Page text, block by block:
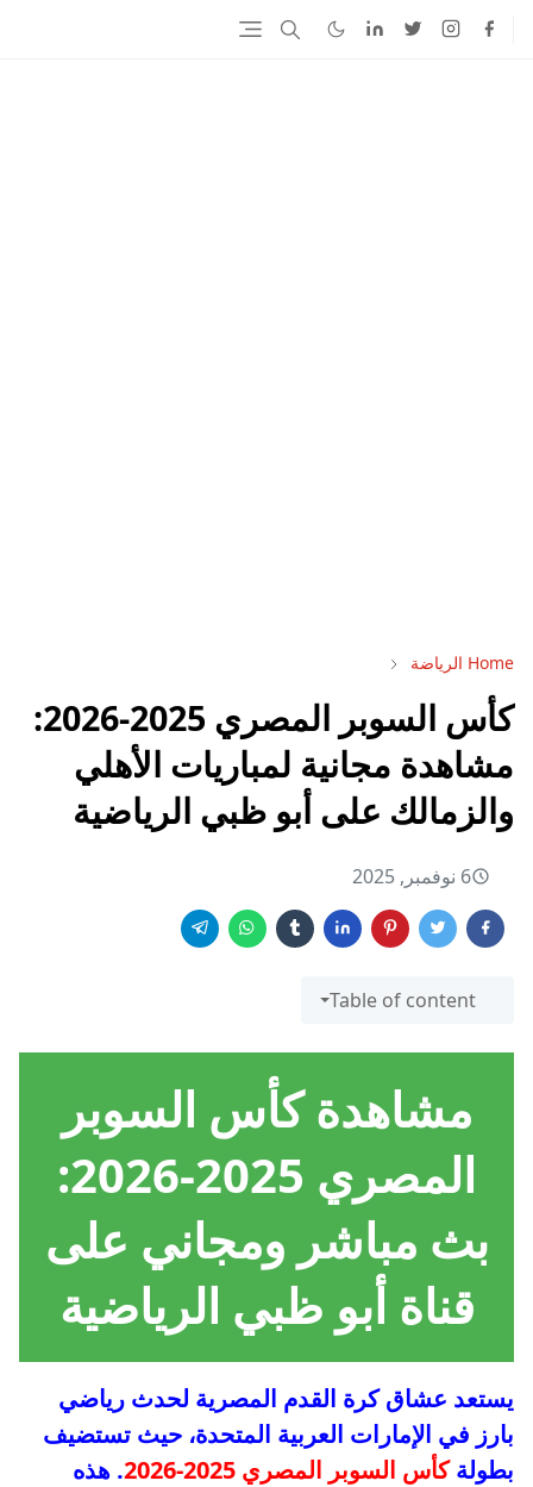
Home الرياضة
كأس السوبر المصري 2025-2026:
مشاهدة مجانية لمباريات الأهلي
والزمالك على أبو ظبي الرياضية
6 نوفمبر, 2025
Table of content
مشاهدة كأس السوبر
المصري 2025-2026:
بث مباشر ومجاني على
قناة أبو ظبي الرياضية
يستعد عشاق كرة القدم المصرية لحدث رياضي
بارز في الإمارات العربية المتحدة، حيث تستضيف
بطولةكأس السوبر المصري 2025-2026
. هذه